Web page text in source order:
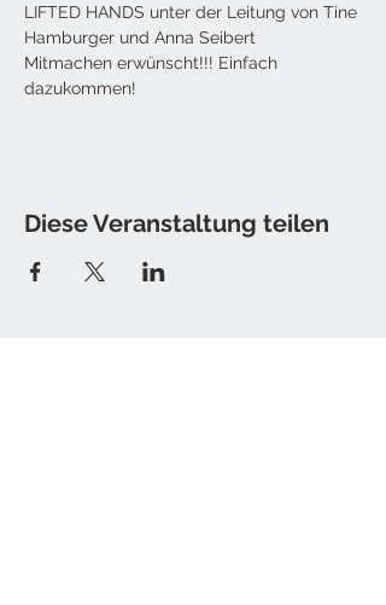
LIFTED HANDS unter der Leitung von Tine
Hamburger und Anna Seibert
Mitmachen erwünscht!!! Einfach
dazukommen!
Diese Veranstaltung teilen